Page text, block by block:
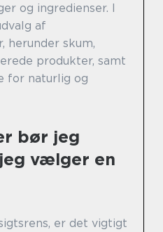
og ingredienser. I
af
herunder skum,
produkter, samt
for naturlig og
bør jeg
vælger en
er det vigtigt